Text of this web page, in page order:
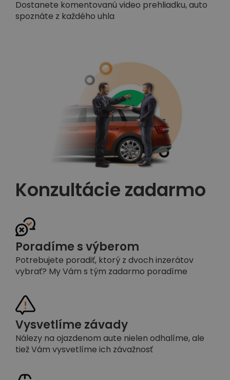
Dostanete komentovanú video prehliadku, auto
spoznáte z každého uhla
Konzultácie zadarmo
Poradíme s výberom
Potrebujete poradiť, ktorý z dvoch inzerátov
vybrať? My Vám s tým zadarmo poradíme
Vysvetlíme závady
Nálezy na ojazdenom aute nielen odhalíme, ale
tiež Vám vysvetlíme ich závažnosť